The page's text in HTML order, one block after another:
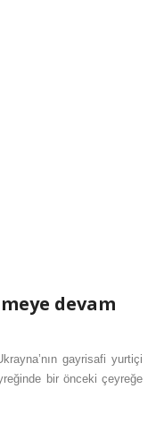
devam
gayrisafi yurtiçi
bir önceki çeyreğe